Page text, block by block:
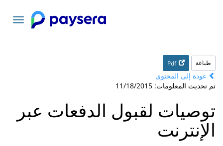
تبديل
التنقل
طباعة Pdf
عودة إلى المحتوى
تم تحديث المعلومات: 11/18/2015
توصيات لقبول الدفعات عبر
الإنترنت